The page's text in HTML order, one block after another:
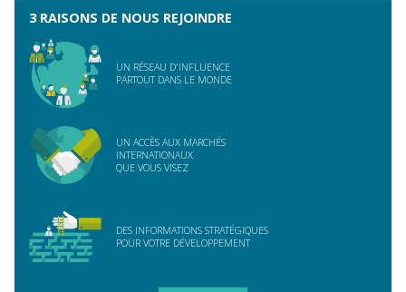
3 RAISONS DE NOUS REJOINDRE
UN RÉSEAU D'INFLUENCE
PARTOUT DANS LE MONDE
UN ACCÈS AUX MARCHÉS
INTERNATIONAUX
QUE VOUS VISEZ
DES INFORMATIONS STRATÉGIQUES
POUR VOTRE DÉVELOPPEMENT